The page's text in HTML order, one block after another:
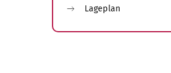
Lageplan